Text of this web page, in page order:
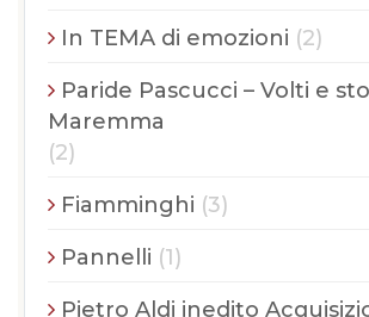
In TEMA di emozioni (2)
Paride Pascucci – Volti e
Maremma
(2)
Fiamminghi (3)
Pannelli (1)
Pietro Aldi inedito